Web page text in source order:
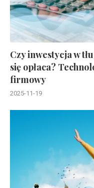
Czy inwestycja w
się opłaca?
firmowy
2025-11-19